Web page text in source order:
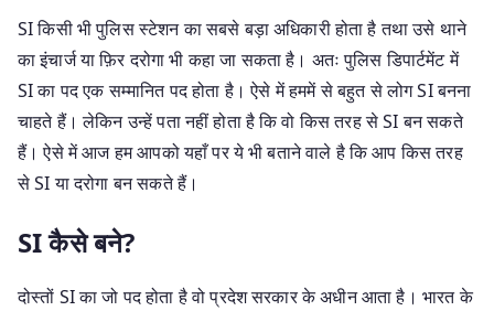
SI किसी भी पुलिस स्टेशन का सबसे बड़ा अधिकारी होता है तथा उसे थाने
का इंचार्ज या फ़िर दरोगा भी कहा जा सकता है। अतः पुलिस डिपार्टमेंट में
SI का पद एक सम्मानित पद होता है। ऐसे में हममें से बहुत से लोग SI बनना
चाहते हैं। लेकिन उन्हें पता नहीं होता है कि वो किस तरह से SI बन सकते
हैं। ऐसे में आज हम आपको यहाँ पर ये भी बताने वाले है कि आप किस तरह
से SI या दरोगा बन सकते हैं।
SI कैसे बने?
दोस्तों SI का जो पद होता है वो प्रदेश सरकार के अधीन आता है। भारत के